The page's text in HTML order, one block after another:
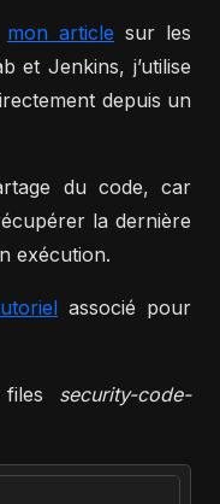
mon article sur les
et Jenkins, j’utilise
depuis un
du code, car
la dernière
exécution.
associé pour
security-code-